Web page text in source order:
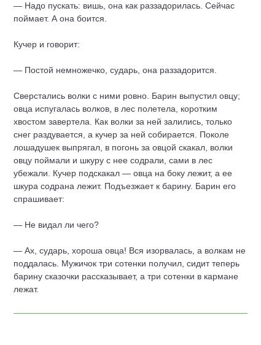
— Надо пускать: вишь, она как раззадорилась. Сейчас
поймает. А она боится.
Кучер и говорит:
— Постой немножечко, сударь, она раззадорится.
Сверстались волки с ними ровно. Барин выпустил овцу;
овца испугалась волков, в лес полетела, коротким
хвостом завертела. Как волки за ней залились, только
снег раздувается, а кучер за ней собирается. Поколе
лошадушек выпрягал, в погонь за овцой скакал, волки
овцу поймали и шкуру с нее содрали, сами в лес
убежали. Кучер подскакал — овца на боку лежит, а ее
шкура содрана лежит. Подъезжает к барину. Барин его
спрашивает:
— Не видал ли чего?
— Ах, сударь, хороша овца! Вся изорвалась, а волкам не
поддалась. Мужичок три сотенки получил, сидит теперь
барину сказочки рассказывает, а три сотенки в кармане
лежат.